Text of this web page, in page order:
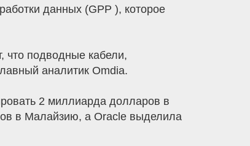
данных (GPP ), которое
что подводные кабели,
аналитик Omdia.
2 миллиарда долларов в
в Малайзию, а Oracle выделила